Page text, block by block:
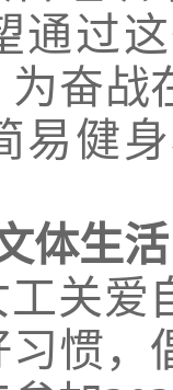
通过
为奋战
易健
体生活
工关爱
惯，